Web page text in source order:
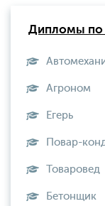
Дипломы по
Агроном
Егерь
Повар-
Товаровед
Бетонщик